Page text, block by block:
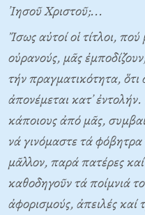
᾽Iησοῦ Xριστοῦ;...
Ἴσως αὐτοί οἱ τίτλοι,
οὐρανούς, μᾶς
τήν πραγματικότητα, ὅτι
ἀπονέμεται κατ᾽
κάποιους ἀπό μᾶς,
νά γινόμαστε τά
μᾶλλον, παρά πατέρες
καθοδηγοῦν τά ποίμνιά
ἀφορισμούς, ἀπειλές καί